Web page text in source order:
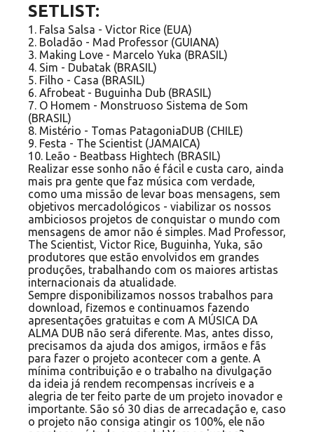
SETLIST:
1. Falsa Salsa - Victor Rice (EUA)
2. Boladão - Mad Professor (GUIANA)
3. Making Love - Marcelo Yuka (BRASIL)
4. Sim - Dubatak (BRASIL)
5. Filho - Casa (BRASIL)
6. Afrobeat - Buguinha Dub (BRASIL)
7. O Homem - Monstruoso Sistema de Som
(BRASIL)
8. Mistério - Tomas PatagoniaDUB (CHILE)
9. Festa - The Scientist (JAMAICA)
10. Leão - Beatbass Hightech (BRASIL)
Realizar esse sonho não é fácil e custa caro, ainda
mais pra gente que faz música com verdade,
como uma missão de levar boas mensagens, sem
objetivos mercadológicos - viabilizar os nossos
ambiciosos projetos de conquistar o mundo com
mensagens de amor não é simples. Mad Professor,
The Scientist, Victor Rice, Buguinha, Yuka, são
produtores que estão envolvidos em grandes
produções, trabalhando com os maiores artistas
internacionais da atualidade.
Sempre disponibilizamos nossos trabalhos para
download, fizemos e continuamos fazendo
apresentações gratuitas e com A MÚSICA DA
ALMA DUB não será diferente. Mas, antes disso,
precisamos da ajuda dos amigos, irmãos e fãs
para fazer o projeto acontecer com a gente. A
mínima contribuição e o trabalho na divulgação
da ideia já rendem recompensas incríveis e a
alegria de ter feito parte de um projeto inovador e
importante. São só 30 dias de arrecadação e, caso
o projeto não consiga atingir os 100%, ele não